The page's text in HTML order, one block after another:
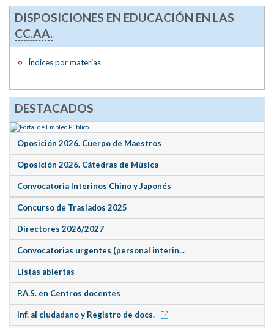
DISPOSICIONES EN EDUCACIÓN EN LAS
CC.AA.
Índices por materias
DESTACADOS
Oposición 2026. Cuerpo de Maestros
Oposición 2026. Cátedras de Música
Convocatoria Interinos Chino y Japonés
Concurso de Traslados 2025
Directores 2026/2027
Convocatorias urgentes (personal interin...
Listas abiertas
P.A.S. en Centros docentes
Inf. al ciudadano y Registro de docs.